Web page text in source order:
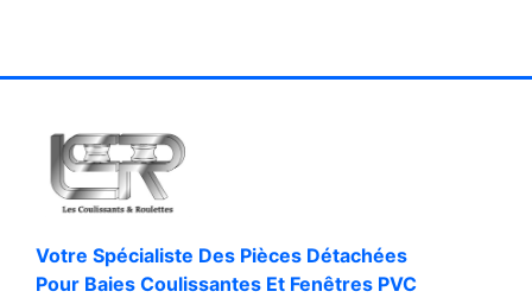
Votre Spécialiste Des Pièces Détachées
Pour Baies Coulissantes Et Fenêtres PVC